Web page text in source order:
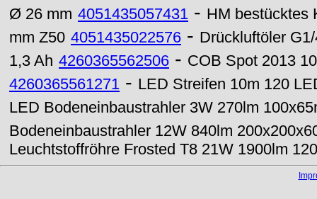
Ø 26 mm 4051435057431 - HM bestücktes
mm Z50 4051435022576 - Drückluftöler
1,3 Ah 4260365562506 - COB Spot 2013
4260365561271 - LED Streifen 10m 120
LED Bodeneinbaustrahler 3W 270lm
Bodeneinbaustrahler 12W 840lm
Leuchtstoffröhre Frosted T8 21W 1900lm